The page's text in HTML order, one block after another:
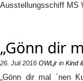
Ausstellungsschiff MS
„Gönn dir
26. Juli 2016 OWLjr in Kind
„Gönn dir mal ´nen